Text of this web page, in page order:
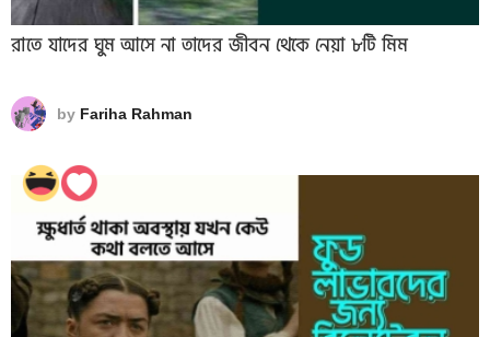
রাতে যাদের ঘুম আসে না তাদের জীবন থেকে নেয়া ৮টি মিম
by Fariha Rahman